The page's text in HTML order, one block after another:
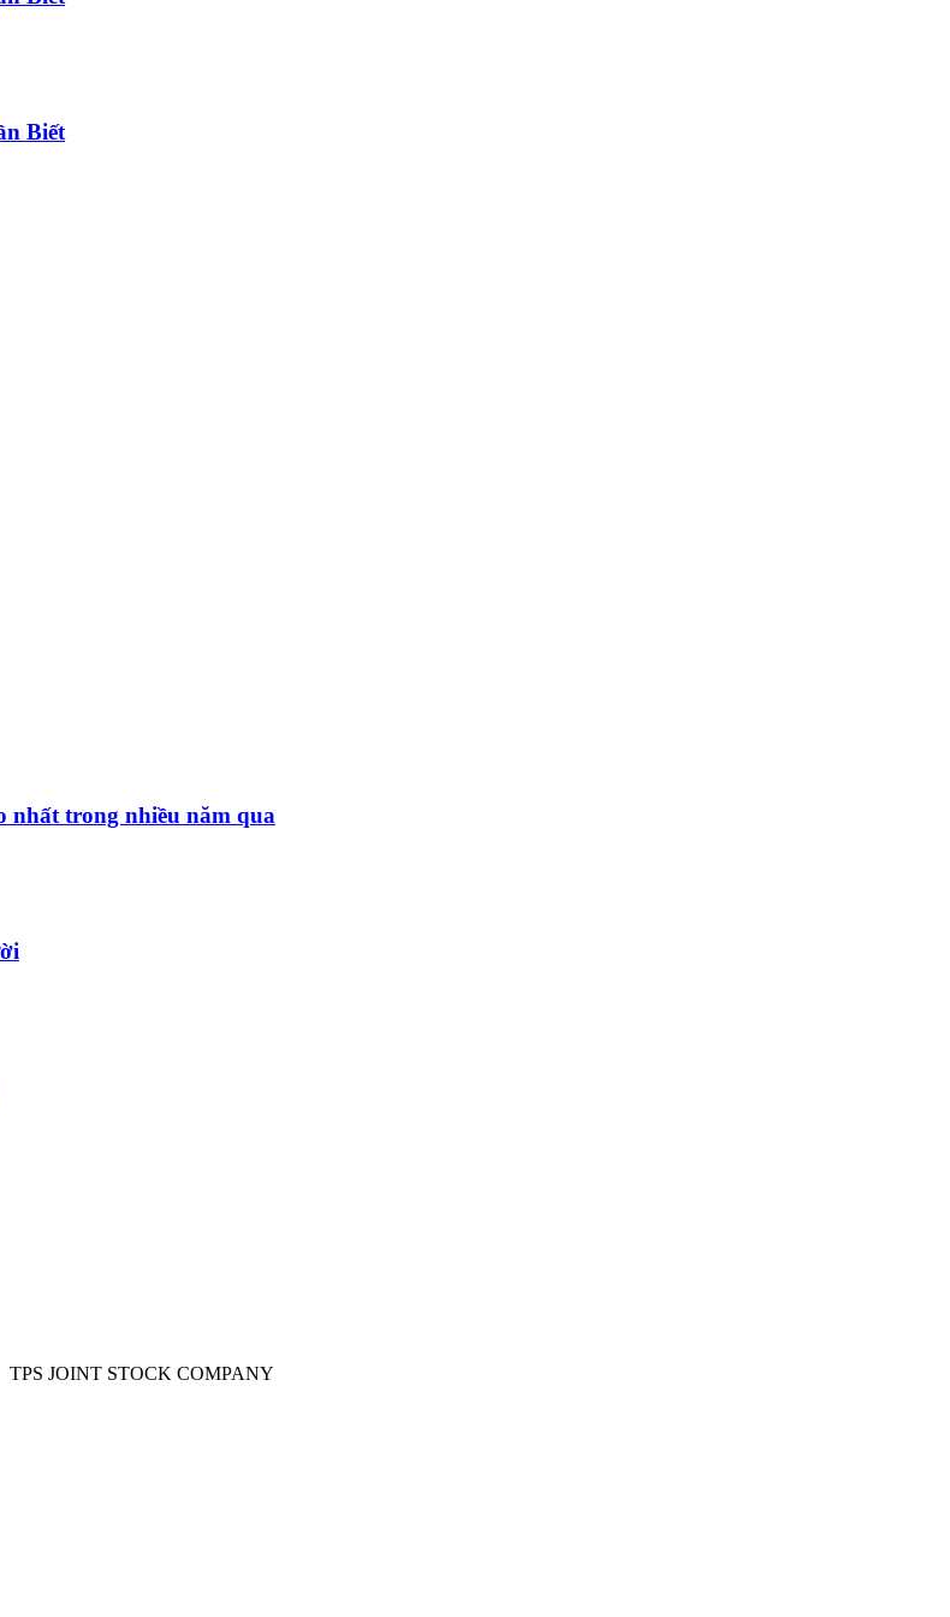
Biết
nhất trong nhiều năm qua
TPS JOINT STOCK COMPANY